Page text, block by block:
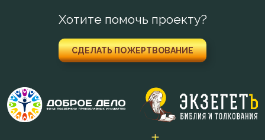
Наслаждение
Насмешка
Нерадение
Хотите помочь проекту?
СДЕЛАТЬ ПОЖЕРТВОВАНИЕ